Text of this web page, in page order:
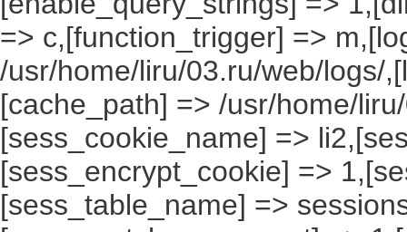
=> c,[function_trigger] =>
/usr/home/liru/03.ru/web/logs/
[cache_path] => /usr/home/
[sess_cookie_name] =>
[sess_encrypt_cookie] =>
[sess_table_name] =>